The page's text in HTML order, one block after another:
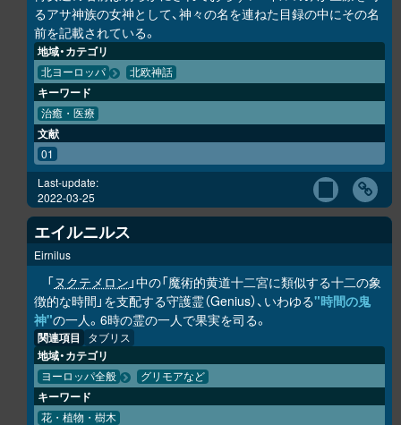
るアサ神族の女神として、神々の名を連ねた目録の中にその名
前を記載されている。
地域・カテゴリ
北ヨーロッパ 北欧神話
キーワード
治癒・医療
文献
01
Last-update:
2022-03-25
エイルニルス
Eirnilus
「ヌクテメロン 」中の「魔術的黄道十二宮に類似する十二の象
徴的な時間」を支配する守護霊（Genius）、いわゆる"時間の鬼
神"の一人。6時の霊の一人で果実を司る。
関連項目 タブリス
地域・カテゴリ
ヨーロッパ全般 グリモアなど
キーワード
花・植物・樹木